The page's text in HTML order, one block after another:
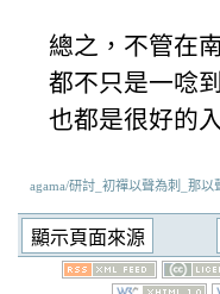
總之，不管在
都不只是一唸
也都是很好的
agama/研討_初禪以聲為刺_那